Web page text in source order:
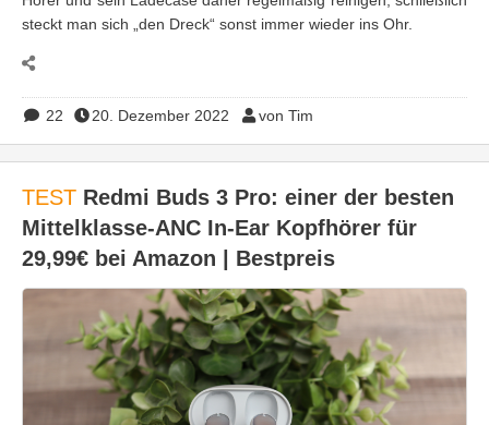
steckt man sich „den Dreck“ sonst immer wieder ins Ohr.
22 20. Dezember 2022 von Tim
TEST Redmi Buds 3 Pro: einer der besten
Mittelklasse-ANC In-Ear Kopfhörer für
29,99€ bei Amazon | Bestpreis